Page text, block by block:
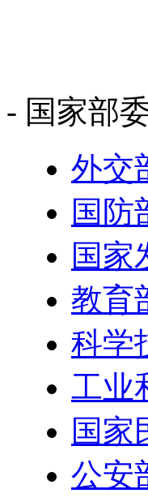
- 国家部
外交
国防
国家
教育
科学
工业
国家
公安